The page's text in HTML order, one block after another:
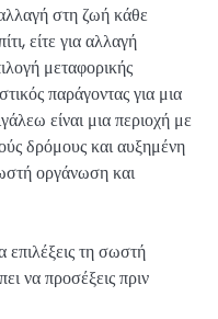
στη ζωή κάθε
είτε για αλλαγή
μεταφορικής
παράγοντας για μια
είναι μια περιοχή με
δρόμους και αυξημένη
οργάνωση και
τη σωστή
να προσέξεις πριν